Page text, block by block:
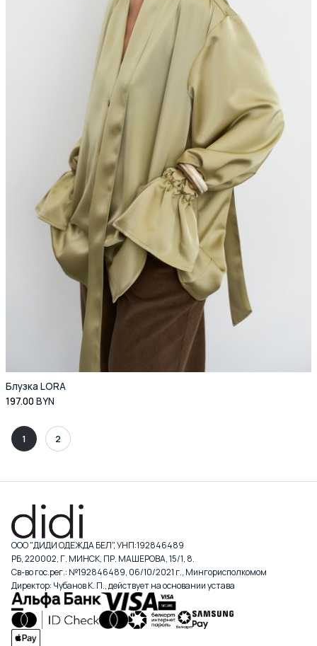
Блузка LORA
197.00 BYN
1 2
ООО "ДИДИ ОДЕЖДА БЕЛ", УНП:192846489
РБ, 220002, Г. МИНСК, ПР. МАШЕРОВА, 15/1, 8.
Св-во гос.рег.: №192846489, 06/10/2021 г., Мингорисполкомом
Директор: Чубанов К. П., действует на основании устава